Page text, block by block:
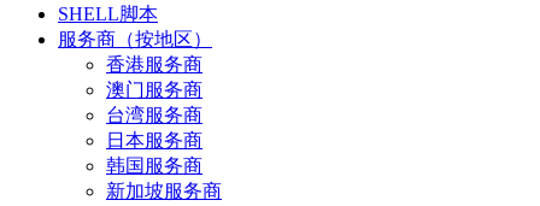
SHELL脚本
服务商（按地区）
香港服务商
澳门服务商
台湾服务商
日本服务商
韩国服务商
新加坡服务商